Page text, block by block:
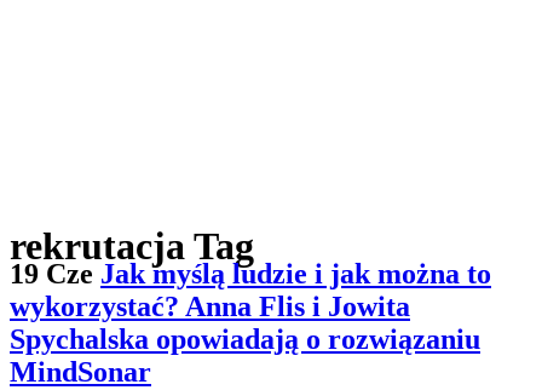
rekrutacja Tag
19 Cze Jak myślą ludzie i jak można to
wykorzystać? Anna Flis i Jowita
Spychalska opowiadają o rozwiązaniu
MindSonar